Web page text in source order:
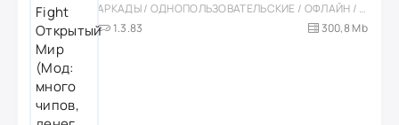
АРКАДЫ / ОДНОПОЛЬЗОВАТЕЛЬСКИЕ / ОФЛАЙН / МОД / РОЛЕВЫЕ / ШУТЕРЫ / ОТКРЫТЫЙ МИР / ВСТРОЕННЫЙ КЕШ / 3D / ЭКШЕНЫ / ТУАЛЕТНЫЕ ВОЙНЫ / ДЛЯ ДЕТЕЙ
1.3.83
300,8 Mb